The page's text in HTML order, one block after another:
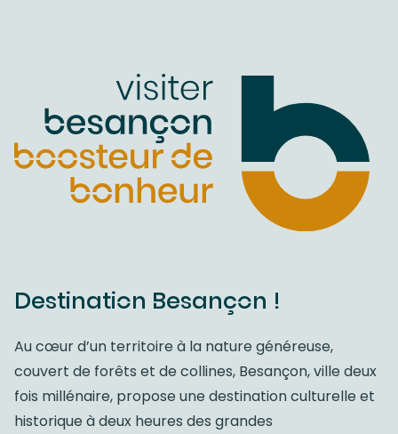
Destination Besançon !
Au cœur d’un territoire à la nature généreuse,
couvert de forêts et de collines, Besançon, ville deux
fois millénaire, propose une destination culturelle et
historique à deux heures des grandes